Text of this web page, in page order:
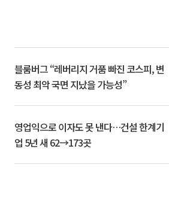
블룸버그 “레버리지 거품 빠진 코스피, 변
동성 최악 국면 지났을 가능성”
영업익으로 이자도 못 낸다…건설 한계기
업 5년 새 62→173곳